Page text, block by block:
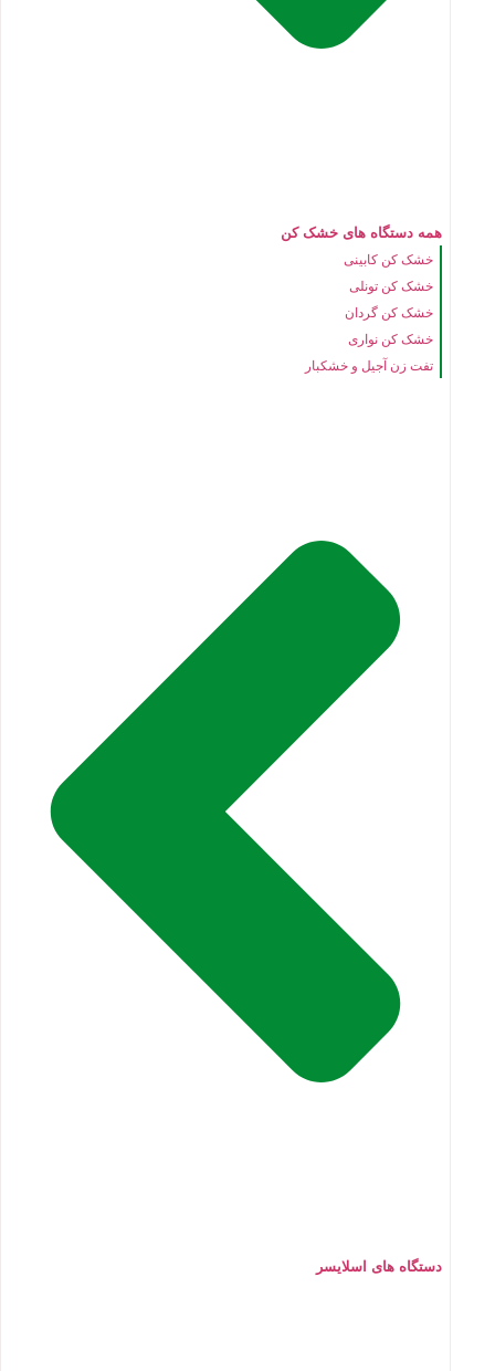
همه دستگاه های خشک کن
خشک کن کابینی
خشک کن تونلی
خشک کن گردان
خشک کن نواری
تفت زن آجیل و خشکبار
دستگاه های اسلایسر